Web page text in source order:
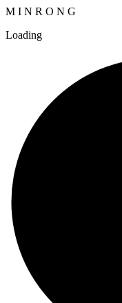
M I N R O N G
Loading